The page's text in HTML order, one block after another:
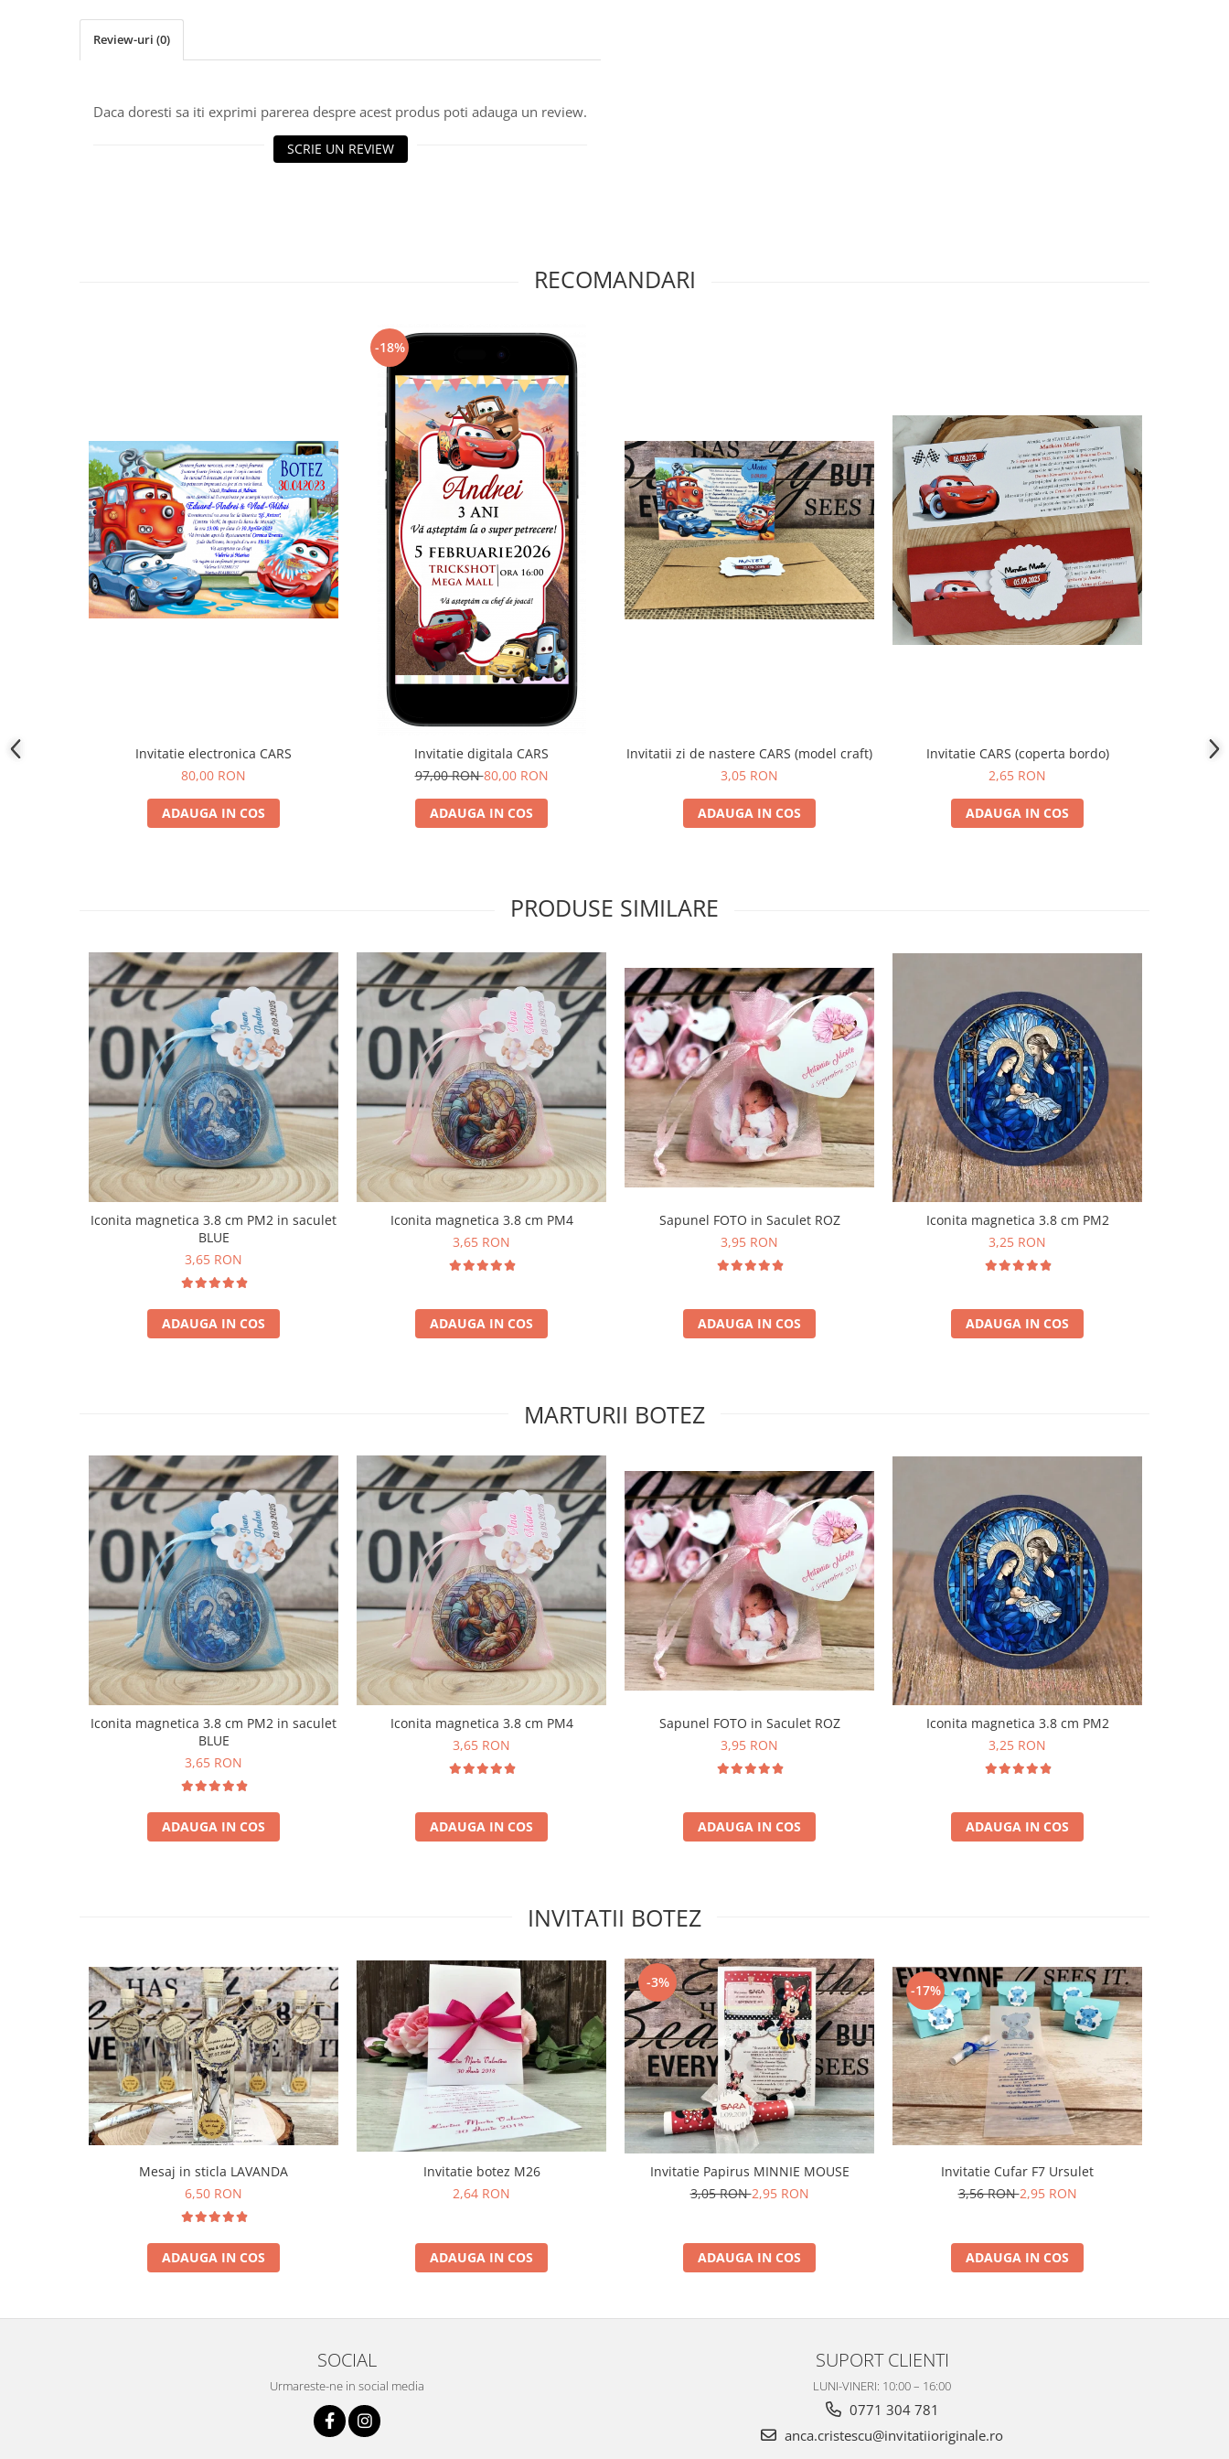
Review-uri (0)
Daca doresti sa iti exprimi parerea despre acest produs poti adauga un review.
SCRIE UN REVIEW
RECOMANDARI
Invitatie electronica CARS
80,00 RON
ADAUGA IN COS
-18%
Invitatie digitala CARS
97,00 RON80,00 RON
ADAUGA IN COS
Invitatii zi de nastere CARS (model craft)
3,05 RON
ADAUGA IN COS
Invitatie CARS (coperta bordo)
2,65 RON
ADAUGA IN COS
PRODUSE SIMILARE
Iconita magnetica 3.8 cm PM2 in saculet
BLUE
3,65 RON
ADAUGA IN COS
Iconita magnetica 3.8 cm PM4
3,65 RON
ADAUGA IN COS
Sapunel FOTO in Saculet ROZ
3,95 RON
ADAUGA IN COS
Iconita magnetica 3.8 cm PM2
3,25 RON
ADAUGA IN COS
MARTURII BOTEZ
Iconita magnetica 3.8 cm PM2 in saculet
BLUE
3,65 RON
ADAUGA IN COS
Iconita magnetica 3.8 cm PM4
3,65 RON
ADAUGA IN COS
Sapunel FOTO in Saculet ROZ
3,95 RON
ADAUGA IN COS
Iconita magnetica 3.8 cm PM2
3,25 RON
ADAUGA IN COS
INVITATII BOTEZ
Mesaj in sticla LAVANDA
6,50 RON
ADAUGA IN COS
Invitatie botez M26
2,64 RON
ADAUGA IN COS
-3%
Invitatie Papirus MINNIE MOUSE
3,05 RON2,95 RON
ADAUGA IN COS
-17%
Invitatie Cufar F7 Ursulet
3,56 RON2,95 RON
ADAUGA IN COS
SOCIAL
Urmareste-ne in social media
SUPORT CLIENTI
LUNI-VINERI: 10:00 – 16:00
0771 304 781
anca.cristescu@invitatiioriginale.ro